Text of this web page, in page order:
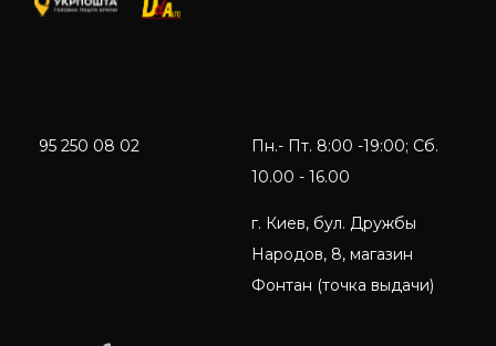
95 250 08 02
Пн.- Пт. 8:00 -19:00; Сб.
10.00 - 16.00
г. Киев, бул. Дружбы
Народов, 8, магазин
Фонтан (точка выдачи)